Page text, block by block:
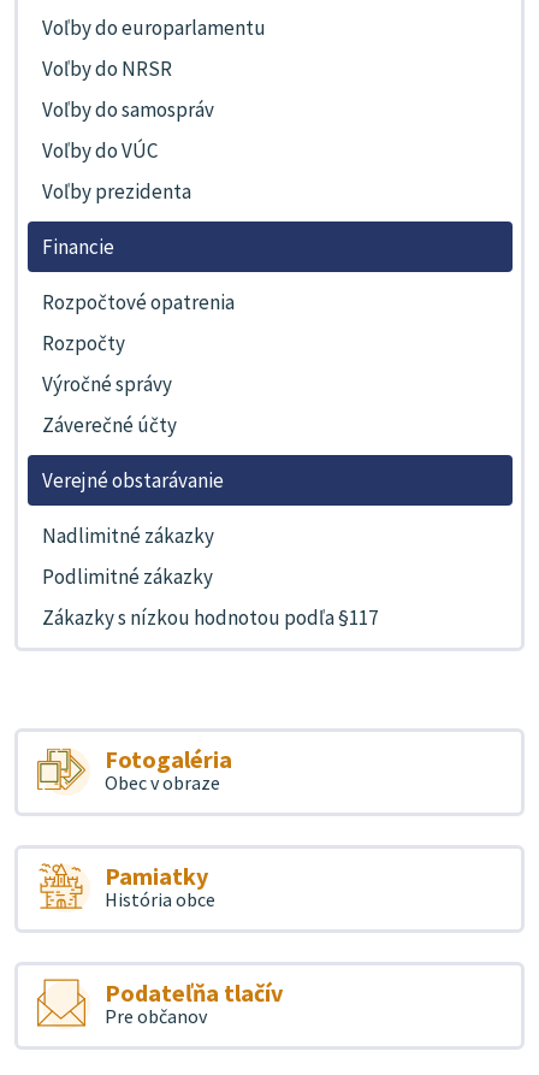
Voľby do europarlamentu
Voľby do NRSR
Voľby do samospráv
Voľby do VÚC
Voľby prezidenta
Financie
Rozpočtové opatrenia
Rozpočty
Výročné správy
Záverečné účty
Verejné obstarávanie
Nadlimitné zákazky
Podlimitné zákazky
Zákazky s nízkou hodnotou podľa §117
Fotogaléria
Obec v obraze
Pamiatky
História obce
Podateľňa tlačív
Pre občanov